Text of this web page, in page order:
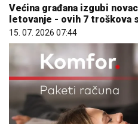
Većina građana izgubi
letovanje - ovih 7 troškova
15. 07. 2026 07:44